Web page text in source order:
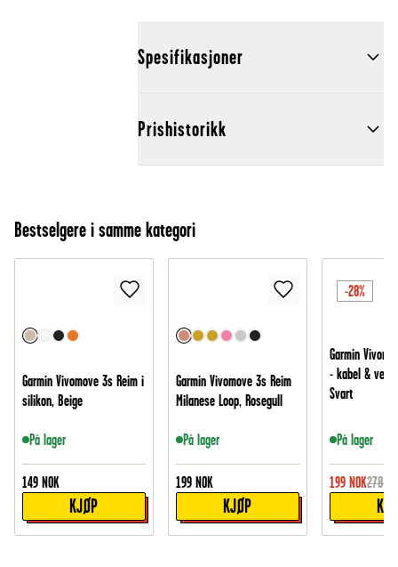
Spesifikasjoner
Prishistorikk
Bestselgere i samme kategori
Garmin Vivomove 3s Reim i
silikon, Beige
På lager
149 NOK
KJØP
Garmin Vivomove 3s Reim
Milanese Loop, Rosegull
På lager
199 NOK
KJØP
-28%
Garmin
- kabel &
Svart
På lager
199 NOK278